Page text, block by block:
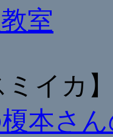
室
ミイカ
本さ